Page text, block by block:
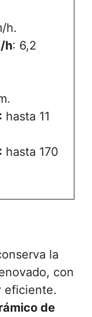
h.
h: 6,2
hasta 11
hasta 170
la
con
eficiente.
de